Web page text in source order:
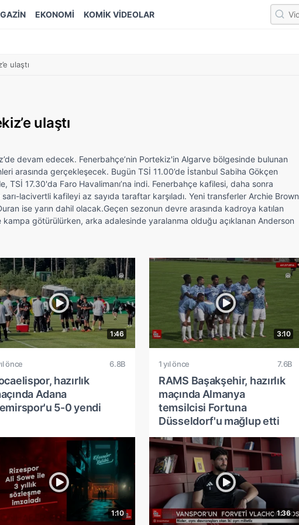
EKONOMİ KOMİK VİDEOLAR
ulaştı
ulaştı
devam edecek. Fenerbahçe’nin Portekiz'in Algarve bölgesinde bulunan
arasında gerçekleşecek. Bugün TSİ 11.00’de İstanbul Sabiha Gökçen
TSİ 17.30'da Faro Havalimanı’na indi. Fenerbahçe kafilesi, daha sonra
lacivertli kafileyi az sayıda taraftar karşıladı. Yeni transferler Archie Brown
ise yarın dahil olacak.Geçen sezonun devre arasında kadroya katılan
götürülürken, arka adalesinde yaralanma olduğu açıklanan Anderson
1:46
önce 6.8B
hazırlık
Adana
5-0 yendi
3:10
1 yıl önce 7.6B
RAMS Başakşehir, hazırlık
maçında Almanya
temsilcisi Fortuna
Düsseldorf'u mağlup etti
1:10 1:36